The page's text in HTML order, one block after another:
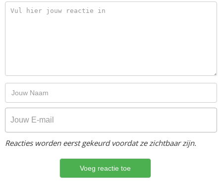
Reacties worden eerst gekeurd voordat ze zichtbaar zijn.